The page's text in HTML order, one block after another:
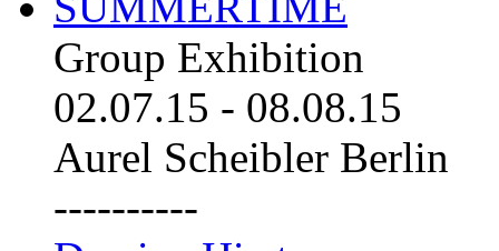
Group Exhibition
02.07.15 - 08.08.15
Aurel Scheibler Berlin
----------